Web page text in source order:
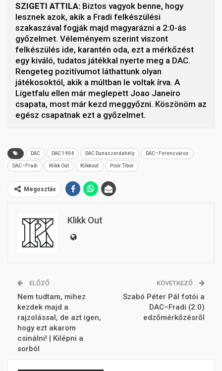
SZIGETI ATTILA: Biztos vagyok benne, hogy
lesznek azok, akik a Fradi felkészülési
szakaszával fogják majd magyarázni a 2:0-ás
győzelmet. Véleményem szerint viszont
felkészülés ide, karantén oda, ezt a mérkőzést
egy kiváló, tudatos játékkal nyerte meg a DAC.
Rengeteg pozitívumot láthattunk olyan
játékosoktól, akik a múltban le voltak írva. A
Ligetfalu ellen már meglepett Joao Janeiro
csapata, most már kezd meggyőzni. Köszönöm az
egész csapatnak ezt a győzelmet.
DAC DAC 1904 DAC Dunaszerdahely DAC–Ferencváros
DAC–Fradi Klikk Out Klikkout Poór Tibor
Megosztás
Klikk Out
ELŐZŐ
Nem tudtam, mihez
kezdek majd a
rajzolással, de azt igen,
hogy ezt akarom
csinálni! | Kilépni a
sorból
KÖVETKEZŐ
Szabó Péter Pál fotói a
DAC–Fradi (2:0)
edzőmérkőzésről